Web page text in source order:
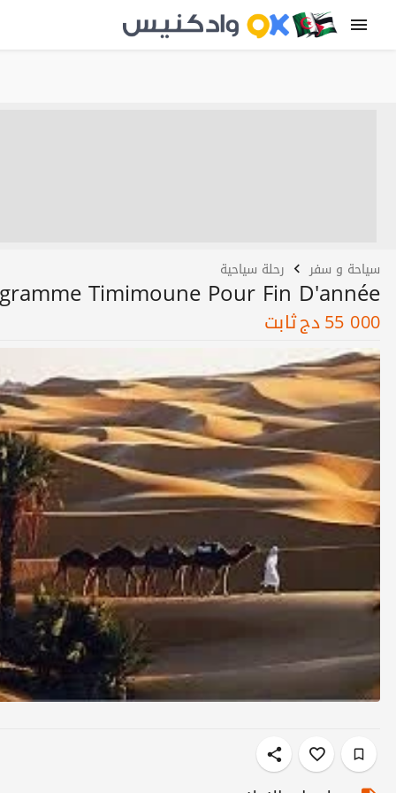
سياحة و سفر رحلة سياحية
Timimoune Pour Fin D'année
55 000دجثابت